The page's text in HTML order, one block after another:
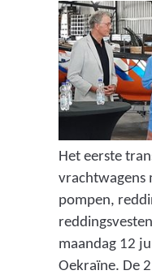
Het eerste
vrachtwagens
pompen,
maandag 12
Oekraïne. De